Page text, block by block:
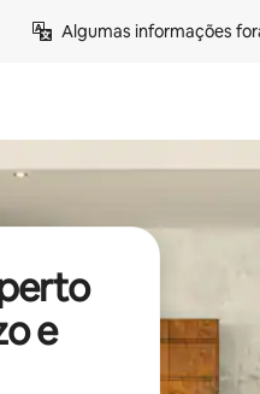
Algumas informações
e